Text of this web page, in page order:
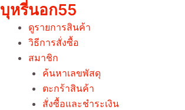
Skip
to
content
บุหรี่นอก55
ดูรายการสินค้า
วิธีการสั่งซื้อ
สมาชิก
ค้นหาเลขพัสดุ
ตะกร้าสินค้า
สั่งซื้อและชำระเงิน